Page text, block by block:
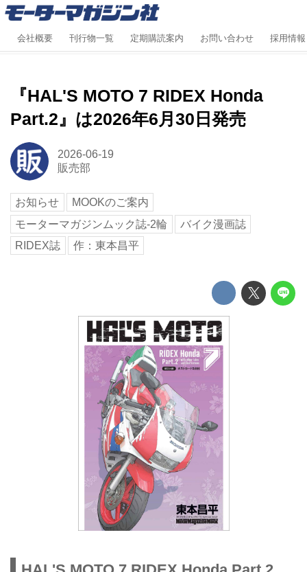
会社概要 刊行物一覧 定期購読案内 お問い合わせ 採用情報
『HAL'S MOTO 7 RIDEX Honda
Part.2』は2026年6月30日発売
2026-06-19
販売部
お知らせ
MOOKのご案内
モーターマガジンムック誌-2輪
バイク漫画誌
RIDEX誌
作：東本昌平